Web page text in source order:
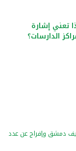
تعني إشارة
الدارسات؟
دمشق وإفراج عن عدد